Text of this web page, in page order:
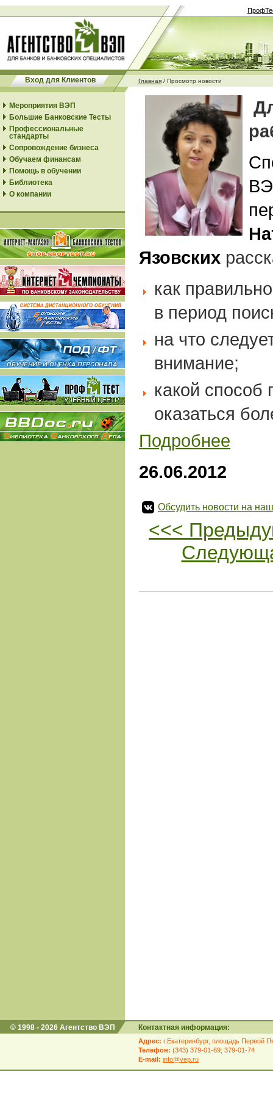
Вход для Клиентов Главная / Просмотр новости
Мероприятия ВЭП
Большие Банковские Тесты
Профессиональные
стандарты
Сопровождение бизнеса
Обучаем финансам
Помощь в обучении
Библиотека
О компании
Язовских
как
в период
на что
внимание;
какой способ
оказаться
Подробнее
26.06.2012
Обсудить новости на
<<<
© 1998 - 2026 Агентство ВЭП Контактная информация:
Адрес: г.Екатеринбург, площадь Первой
Телефон: (343) 379-01-69; 379-01-74
E-mail: info@vep.ru